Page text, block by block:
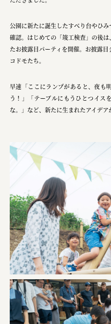
公園に新たに誕生したすべり台やひ
確認。はじめての「竣工検査」の後
たお披露目パーティを開催。お披露
コドモたち。
早速「ここにランプがあると、夜も
う！」「テーブルにもうひとつイス
な。」など、新たに生まれたアイデア